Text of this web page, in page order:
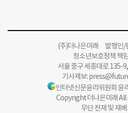
(주)더나은미래 발행인/
청소년보호정책 책
서울 중구 세종대로 135-
기사제보:
인터넷신문윤리위원회 윤
Copyright 더나은미래
무단 전재 및 재